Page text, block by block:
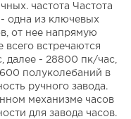
частота Частота
- одна из ключевых
от нее напрямую
встречаются
далее - 28800 пк/час,
полуколебаний в
ручного завода.
механизме часов
для завода часов.